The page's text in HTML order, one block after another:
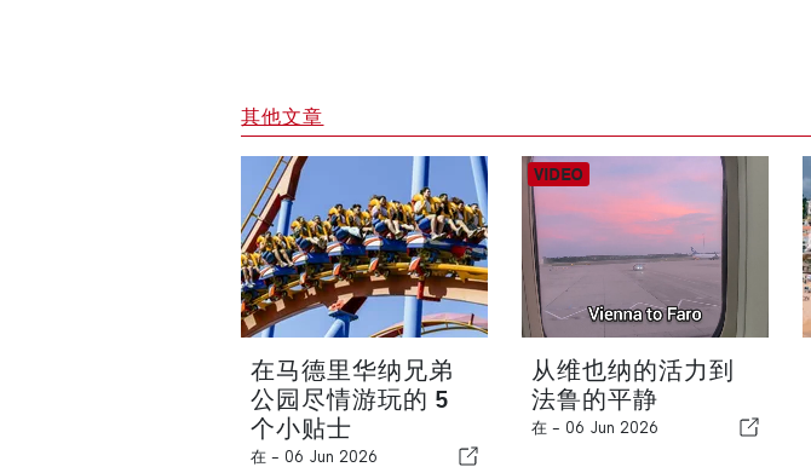
其他文章
在马德里华纳兄弟
公园尽情游玩的 5
个小贴士
在 - 06 Jun 2026
从维也纳的活力到
法鲁的平静
在 - 06 Jun 2026